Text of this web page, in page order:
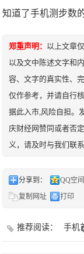
知道了手机测步数
郑重声明： 以上文章
以及文中陈述文字和
容、文字的真实性、
仅作参考，并请自行
据此入市,风险自担。
庆财经网赞同或者否
义，请及时与我们联系
分享到： QQ空间
复制网址
打印
推荐阅读： 手机